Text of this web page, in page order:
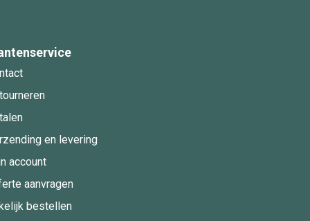
en levering
account
aanvragen
bestellen